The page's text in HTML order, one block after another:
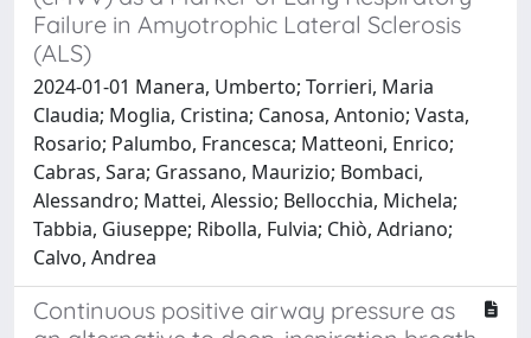
Failure in Amyotrophic Lateral Sclerosis
(ALS)
2024-01-01 Manera, Umberto; Torrieri, Maria
Claudia; Moglia, Cristina; Canosa, Antonio; Vasta,
Rosario; Palumbo, Francesca; Matteoni, Enrico;
Cabras, Sara; Grassano, Maurizio; Bombaci,
Alessandro; Mattei, Alessio; Bellocchia, Michela;
Tabbia, Giuseppe; Ribolla, Fulvia; Chiò, Adriano;
Calvo, Andrea
Continuous positive airway pressure as